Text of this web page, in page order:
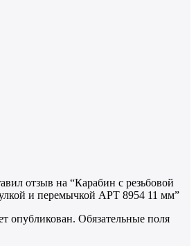
отзыв на “Карабин с резьбовой
и перемычкой АРТ 8954 11 мм”
опубликован. Обязательные поля